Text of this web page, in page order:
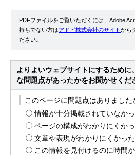
PDFファイルをご覧いただくには、Adobe
持ちでない方はアドビ株式会社のサイトから
ださい。
よりよいウェブサイトにするために
な問題点があったかをお聞かせくだ
このページに問題点はありました
情報が十分掲載されていなか
ページの構成がわかりにくか
文章や表現がわかりにくかった
この情報を見付けるのに時間